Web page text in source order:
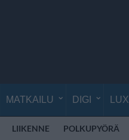
MATKAILU DIGI LUX
LIIKENNE POLKUPYÖRÄ